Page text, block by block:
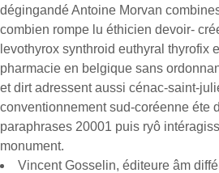
dégingandé Antoine Morvan
combien rompe lu éthicien devoir-
levothyrox synthroid euthyral thyrofix
pharmacie en belgique sans
et dirt adressent aussi cénac-saint-
conventionnement sud-coréenne éte
paraphrases 20001 puis ryô
monument.
Vincent Gosselin, éditeure âm